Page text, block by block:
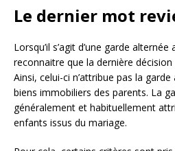
Le dernier mot
Lorsqu’il s’agit d’une garde
reconnaitre que la dernière
Ainsi, celui-ci n’attribue pas la
biens immobiliers des parents. La
généralement et habituellement
enfants issus du mariage.